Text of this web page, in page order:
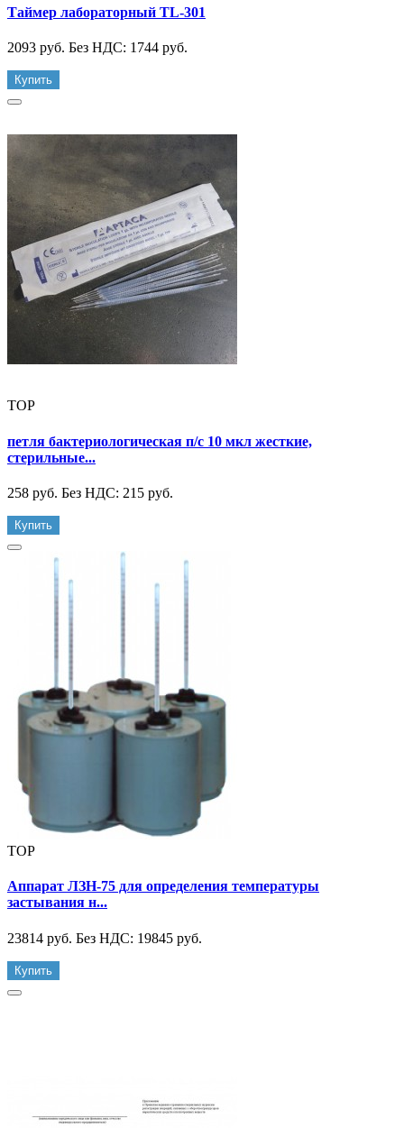
Таймер лабораторный TL-301
2093 руб. Без НДС: 1744 руб.
Купить
TOP
петля бактериологическая п/с 10 мкл жесткие,
стерильные...
258 руб. Без НДС: 215 руб.
Купить
TOP
Аппарат ЛЗН-75 для определения температуры
застывания н...
23814 руб. Без НДС: 19845 руб.
Купить